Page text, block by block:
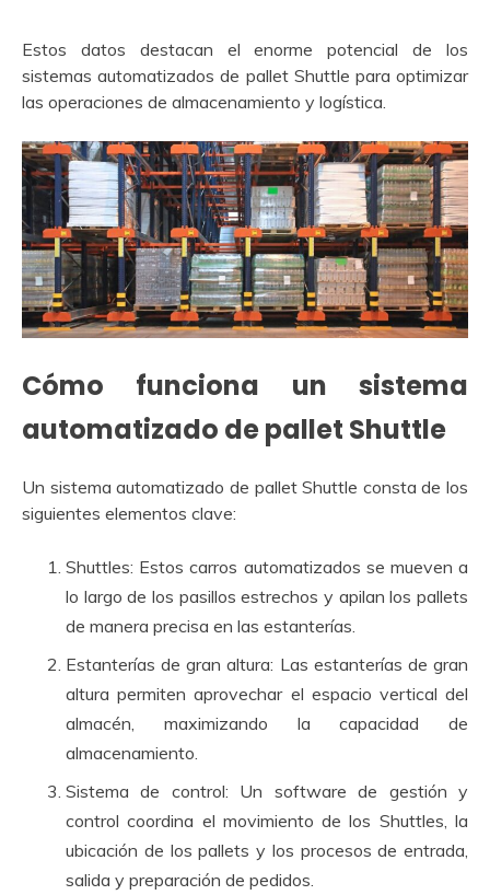
Estos datos destacan el enorme potencial de los
sistemas automatizados de pallet Shuttle para optimizar
las operaciones de almacenamiento y logística.
Cómo funciona un sistema
automatizado de pallet Shuttle
Un sistema automatizado de pallet Shuttle consta de los
siguientes elementos clave:
Shuttles: Estos carros automatizados se mueven a
lo largo de los pasillos estrechos y apilan los pallets
de manera precisa en las estanterías.
Estanterías de gran altura: Las estanterías de gran
altura permiten aprovechar el espacio vertical del
almacén, maximizando la capacidad de
almacenamiento.
Sistema de control: Un software de gestión y
control coordina el movimiento de los Shuttles, la
ubicación de los pallets y los procesos de entrada,
salida y preparación de pedidos.